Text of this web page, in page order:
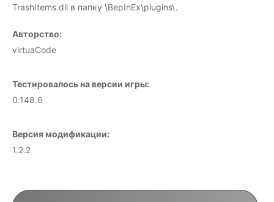
TrashItems.dll в папку \BepInEx\plugins\.
Авторство:
virtuaCode
Тестировалось на версии игры:
0.148.6
Версия модификации:
1.2.2